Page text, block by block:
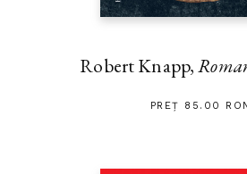
Robert Knapp,
PREȚ 85.00 RON